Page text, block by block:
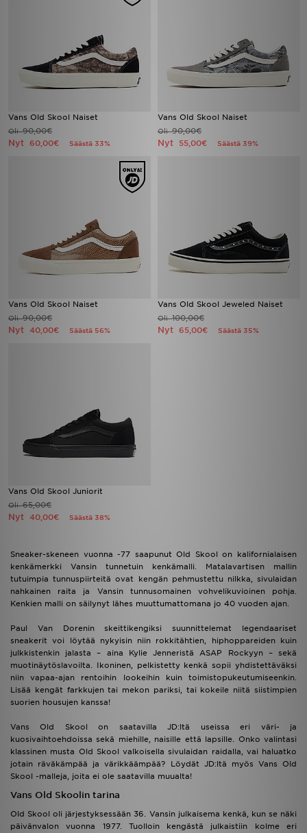
Vans Old Skool Naiset
Oli90,00€
Nyt 60,00€ Säästä 33%
Vans Old Skool Naiset
Oli90,00€
Nyt 55,00€ Säästä 39%
Vans Old Skool Naiset
Oli90,00€
Nyt 40,00€ Säästä 56%
Vans Old Skool Jeweled Naiset
Oli100,00€
Nyt 65,00€ Säästä 35%
Vans Old Skool Juniorit
Oli65,00€
Nyt 40,00€ Säästä 38%
Sneaker-skeneen vuonna -77 saapunut Old Skool on kalifornialaisen
kenkämerkki Vansin tunnetuin kenkämalli. Matalavartisen mallin
tutuimpia tunnuspiirteitä ovat kengän pehmustettu nilkka, sivulaidan
nahkainen raita ja Vansin tunnusomainen vohvelikuvioinen pohja.
Kenkien malli on säilynyt lähes muuttumattomana jo 40 vuoden ajan.
Paul Van Dorenin skeittikengiksi suunnittelemat legendaariset
sneakerit voi löytää nykyisin niin rokkitähtien, hiphoppareiden kuin
julkkistenkin jalasta – aina Kylie Jenneristä ASAP Rockyyn – sekä
muotinäytöslavoilta. Ikoninen, pelkistetty kenkä sopii yhdistettäväksi
niin vapaa-ajan rentoihin lookeihin kuin toimistopukeutumiseenkin.
Lisää kengät farkkujen tai mekon pariksi, tai kokeile niitä siistimpien
suorien housujen kanssa!
Vans Old Skool on saatavilla JD:ltä useissa eri väri- ja
kuosivaihtoehdoissa sekä miehille, naisille että lapsille. Onko valintasi
klassinen musta Old Skool valkoisella sivulaidan raidalla, vai haluatko
jotain räväkämpää ja värikkäämpää? Löydät JD:ltä myös Vans Old
Skool -malleja, joita ei ole saatavilla muualta!
Vans Old Skoolin tarina
Old Skool oli järjestyksessään 36. Vansin julkaisema kenkä, kun se näki
päivänvalon vuonna 1977. Tuolloin kengästä julkaistiin kolme eri